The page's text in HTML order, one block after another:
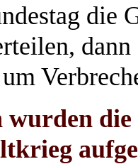
die
dann